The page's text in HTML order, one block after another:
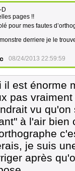
D
pages !!
pour mes fautes
derriere je le
08/24/2013 22:59:59
il est énorme
pas
vu
à l'air bien
je suis
après